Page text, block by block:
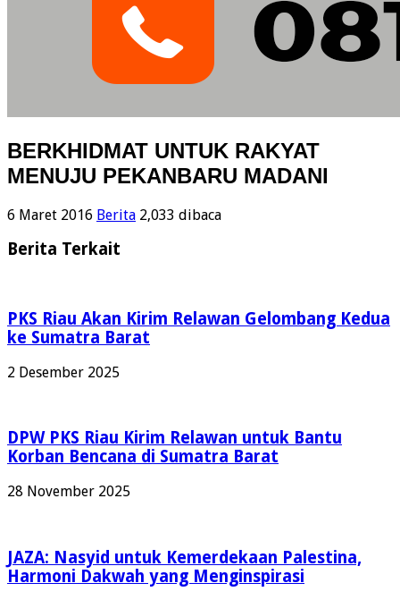
BERKHIDMAT UNTUK RAKYAT
MENUJU PEKANBARU MADANI
6 Maret 2016 Berita 2,033 dibaca
Berita Terkait
PKS Riau Akan Kirim Relawan Gelombang Kedua
ke Sumatra Barat
2 Desember 2025
DPW PKS Riau Kirim Relawan untuk Bantu
Korban Bencana di Sumatra Barat
28 November 2025
JAZA: Nasyid untuk Kemerdekaan Palestina,
Harmoni Dakwah yang Menginspirasi